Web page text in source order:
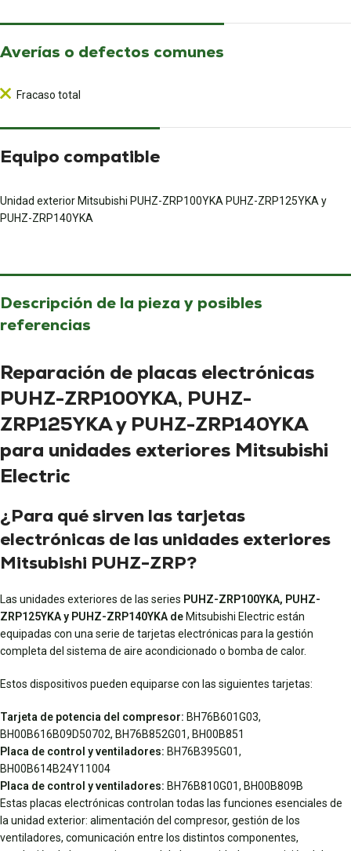
Averías o defectos comunes
Fracaso total
Equipo compatible
Unidad exterior Mitsubishi PUHZ-ZRP100YKA PUHZ-ZRP125YKA y
PUHZ-ZRP140YKA
Descripción de la pieza y posibles
referencias
Reparación de placas electrónicas
PUHZ-ZRP100YKA, PUHZ-
ZRP125YKA y PUHZ-ZRP140YKA
para unidades exteriores Mitsubishi
Electric
¿Para qué sirven las tarjetas
electrónicas de las unidades exteriores
Mitsubishi PUHZ-ZRP?
Las unidades exteriores de las series PUHZ-ZRP100YKA, PUHZ-
ZRP125YKA y PUHZ-ZRP140YKA de Mitsubishi Electric están
equipadas con una serie de tarjetas electrónicas para la gestión
completa del sistema de aire acondicionado o bomba de calor.
Estos dispositivos pueden equiparse con las siguientes tarjetas:
Tarjeta de potencia del compresor: BH76B601G03,
BH00B616B09D50702, BH76B852G01, BH00B851
Placa de control y ventiladores: BH76B395G01,
BH00B614B24Y11004
Placa de control y ventiladores: BH76B810G01, BH00B809B
Estas placas electrónicas controlan todas las funciones esenciales de
la unidad exterior: alimentación del compresor, gestión de los
ventiladores, comunicación entre los distintos componentes,